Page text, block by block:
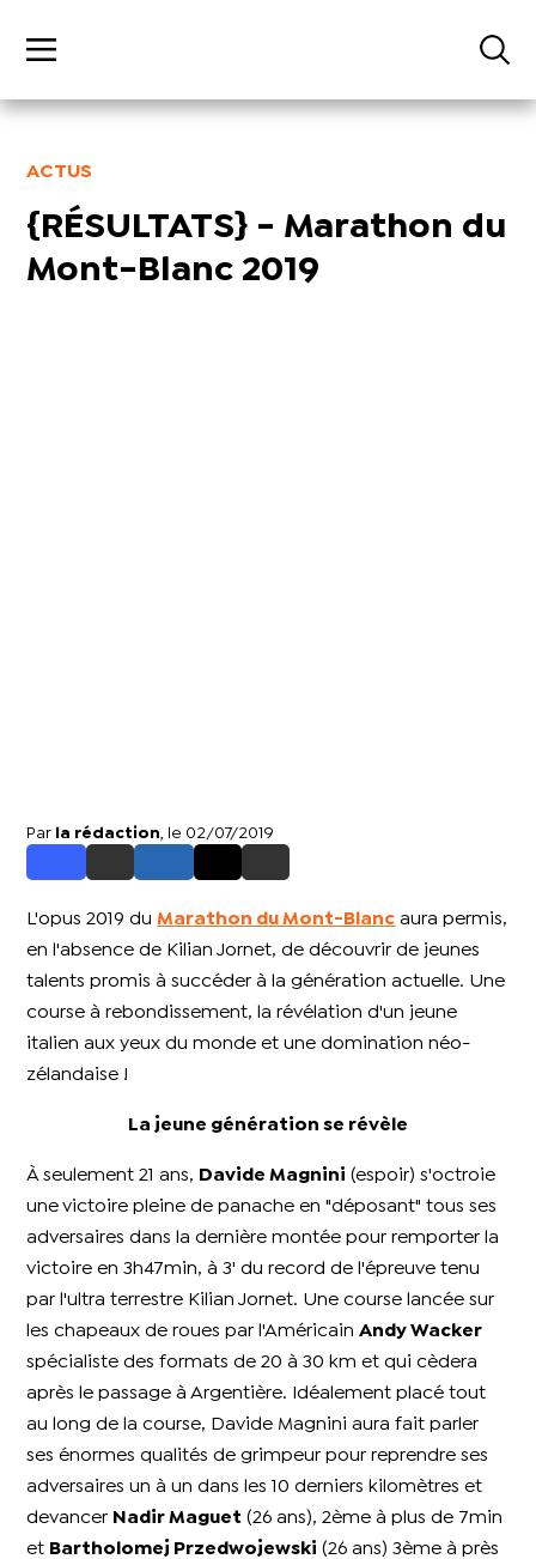
ACTUS
{RÉSULTATS} - Marathon du
Mont-Blanc 2019
Par la rédaction , le 02/07/2019
L'opus 2019 duMarathon du Mont-Blanc aura permis,
en l'absence de Kilian Jornet, de découvrir de jeunes
talents promis à succéder à la génération actuelle. Une
course à rebondissement, la révélation d'un jeune
italien aux yeux du monde et une domination néo-
zélandaise !
La jeune génération se révèle
À seulement 21 ans, Davide Magnini (espoir) s'octroie
une victoire pleine de panache en "déposant" tous ses
adversaires dans la dernière montée pour remporter la
victoire en 3h47min, à 3' du record de l'épreuve tenu
par l'ultra terrestre Kilian Jornet. Une course lancée sur
les chapeaux de roues par l'AméricainAndy Wacker
spécialiste des formats de 20 à 30 km et qui cèdera
après le passage à Argentière. Idéalement placé tout
au long de la course, Davide Magnini aura fait parler
ses énormes qualités de grimpeur pour reprendre ses
adversaires un à un dans les 10 derniers kilomètres et
devancer Nadir Maguet (26 ans), 2ème à plus de 7min
et Bartholomej Przedwojewski (26 ans) 3ème à près